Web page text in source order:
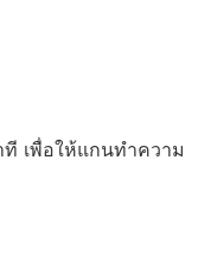
เพื่อให้แกนทำความ